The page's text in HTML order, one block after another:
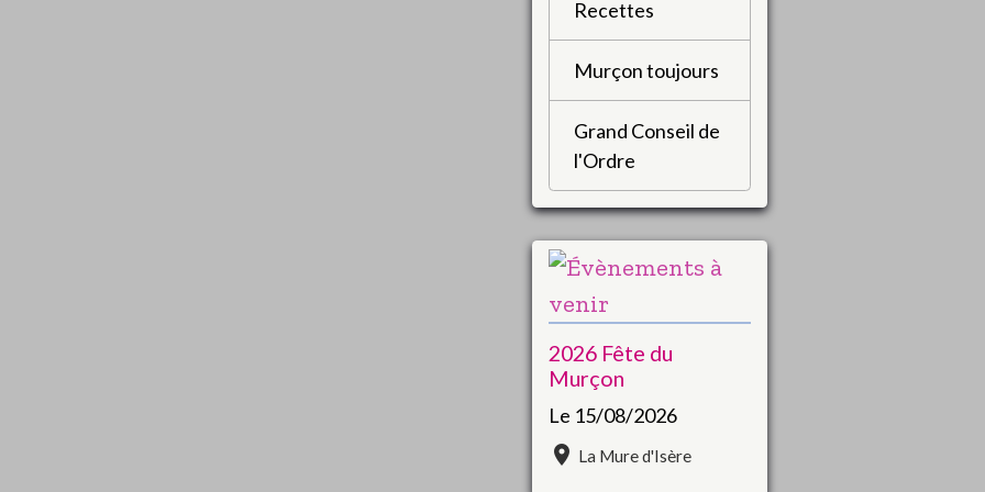
Recettes
Murçon toujours
Grand Conseil de
l'Ordre
2026 Fête du
Murçon
Le 15/08/2026
La Mure d'Isère